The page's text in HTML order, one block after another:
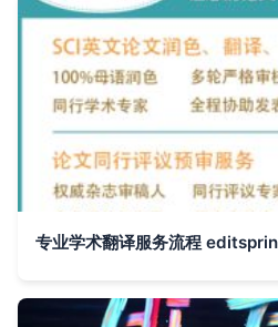
专业学术翻译服务流程